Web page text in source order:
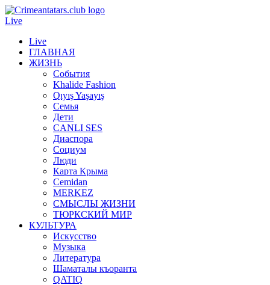
Live
Live
ГЛАВНАЯ
ЖИЗНЬ
События
Khalide Fashion
Qıyış Yaşayış
Семья
Дети
CANLI SES
Диаспора
Социум
Люди
Карта Крыма
Cemidan
МERKEZ
СМЫСЛЫ ЖИЗНИ
ТЮРКСКИЙ МИР
КУЛЬТУРА
Искусство
Музыка
Литература
Шаматалы къоранта
QATIQ